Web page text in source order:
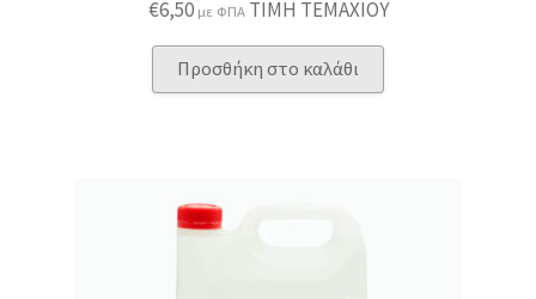
€6,50 με ΦΠΑ ΤΙΜΗ ΤΕΜΑΧΙΟΥ
Προσθήκη στο καλάθι